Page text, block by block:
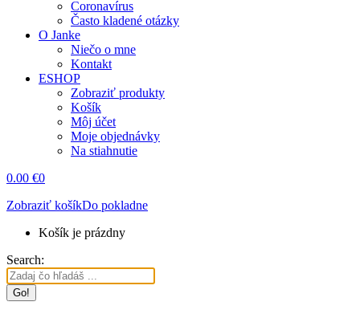
Coronavírus
Často kladené otázky
O Janke
Niečo o mne
Kontakt
ESHOP
Zobraziť produkty
Košík
Môj účet
Moje objednávky
Na stiahnutie
0.00 €0
Zobraziť košíkDo pokladne
Košík je prázdny
Search: